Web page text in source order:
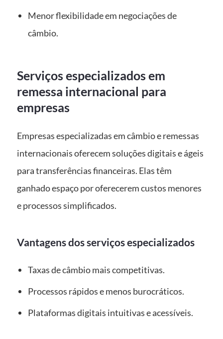
Menor flexibilidade em negociações de
câmbio.
Serviços especializados em
remessa internacional para
empresas
Empresas especializadas em câmbio e remessas
internacionais oferecem soluções digitais e ágeis
para transferências financeiras. Elas têm
ganhado espaço por oferecerem custos menores
e processos simplificados.
Vantagens dos serviços especializados
Taxas de câmbio mais competitivas.
Processos rápidos e menos burocráticos.
Plataformas digitais intuitivas e acessíveis.